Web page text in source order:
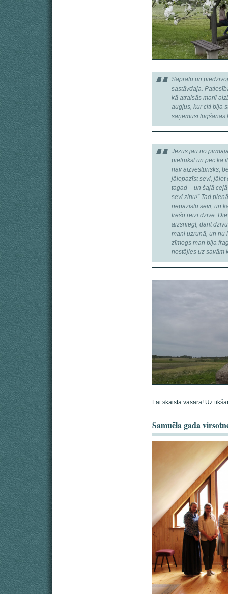
Sapratu un
sastāvdaļa.
kā atraisās manī
augļus, kur citi bija
saņēmusi lūgšanas
Jēzus jau no
pietrūkst un pēc kā
nav aizvēsturisks,
jāiepazīst sevi, jāiet
tagad ‒ un šajā
sevi zinu!” Tad
nepazīstu sevi, un
trešo reizi dzīvē.
aizsniegt, darīt
mani uzrunā, un nu
zīmogs man bija
nostājies uz savām
Lai skaista vasara! Uz
Samuēla gada